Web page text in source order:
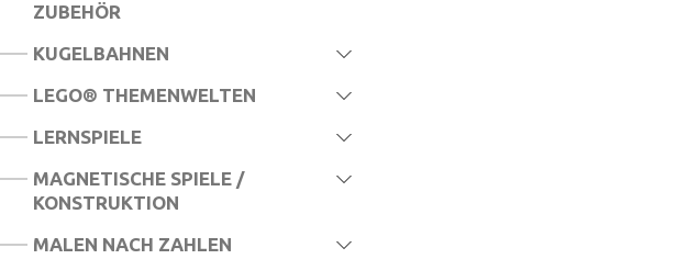
ZUBEHÖR
KUGELBAHNEN
LEGO® THEMENWELTEN
LERNSPIELE
MAGNETISCHE SPIELE /
KONSTRUKTION
MALEN NACH ZAHLEN